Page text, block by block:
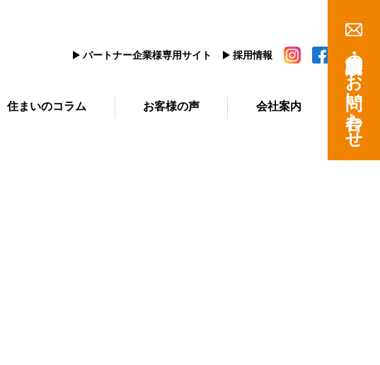
パートナー企業様専用サイト 採用情報
住まいのコラム お客様の声 会社案内 建築相談・資料請求のお問い合わせ